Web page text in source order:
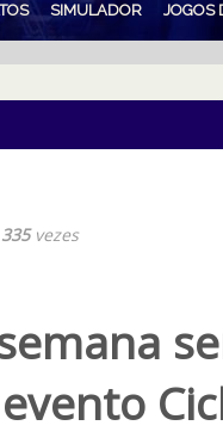
SIMULADOR JOGOS
335vezes